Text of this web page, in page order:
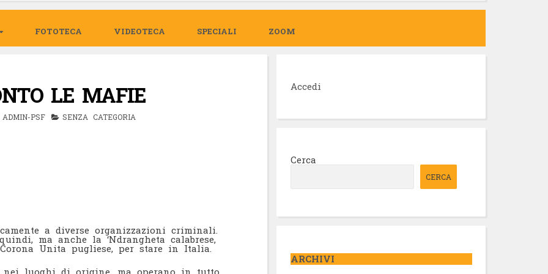
FOTOTECA VIDEOTECA SPECIALI ZOOM
LE MAFIE
ADMIN-PSF SENZA CATEGORIA
a diverse organizzazioni criminali.
ma anche la ‘Ndrangheta calabrese,
Unita pugliese, per stare in Italia.
nei luoghi di origine, ma operano in tutto
Accedi
Cerca
CERCA
ARCHIVI